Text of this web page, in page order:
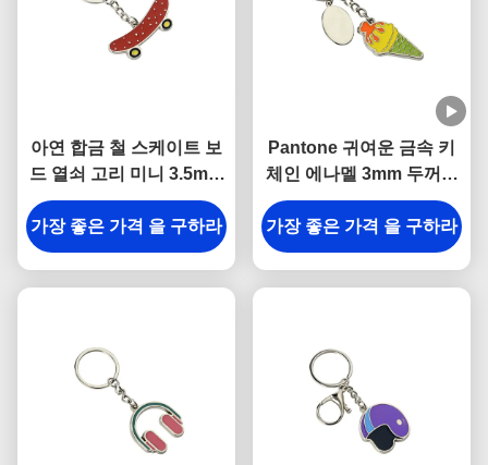
아연 합금 철 스케이트 보
드 열쇠 고리 미니 3.5mm
Pantone 귀여운 기념품
선물
가장 좋은 가격 을 구하라
Pantone 귀여운 금속 키
체인 에나멜 3mm 두꺼운
자동차 아이스크림 키 체
인 아연 합금
가장 좋은 가격 을 구하라